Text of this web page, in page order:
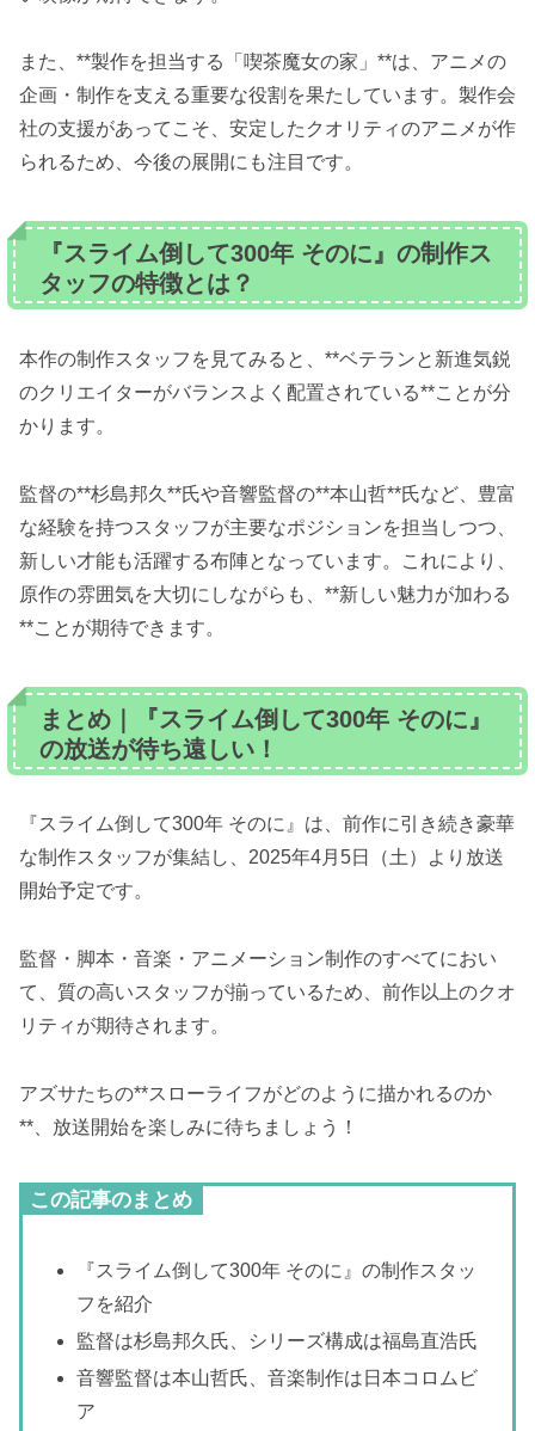
また、**製作を担当する「喫茶魔女の家」**は、アニメの
企画・制作を支える重要な役割を果たしています。製作会
社の支援があってこそ、安定したクオリティのアニメが作
られるため、今後の展開にも注目です。
『スライム倒して300年 そのに』の制作ス
タッフの特徴とは？
本作の制作スタッフを見てみると、**ベテランと新進気鋭
のクリエイターがバランスよく配置されている**ことが分
かります。
監督の**杉島邦久**氏や音響監督の**本山哲**氏など、豊富
な経験を持つスタッフが主要なポジションを担当しつつ、
新しい才能も活躍する布陣となっています。これにより、
原作の雰囲気を大切にしながらも、**新しい魅力が加わる
**ことが期待できます。
まとめ｜『スライム倒して300年 そのに』
の放送が待ち遠しい！
『スライム倒して300年 そのに』は、前作に引き続き豪華
な制作スタッフが集結し、2025年4月5日（土）より放送
開始予定です。
監督・脚本・音楽・アニメーション制作のすべてにおい
て、質の高いスタッフが揃っているため、前作以上のクオ
リティが期待されます。
アズサたちの**スローライフがどのように描かれるのか
**、放送開始を楽しみに待ちましょう！
この記事のまとめ
『スライム倒して300年 そのに』の制作スタッ
フを紹介
監督は杉島邦久氏、シリーズ構成は福島直浩氏
音響監督は本山哲氏、音楽制作は日本コロムビ
ア